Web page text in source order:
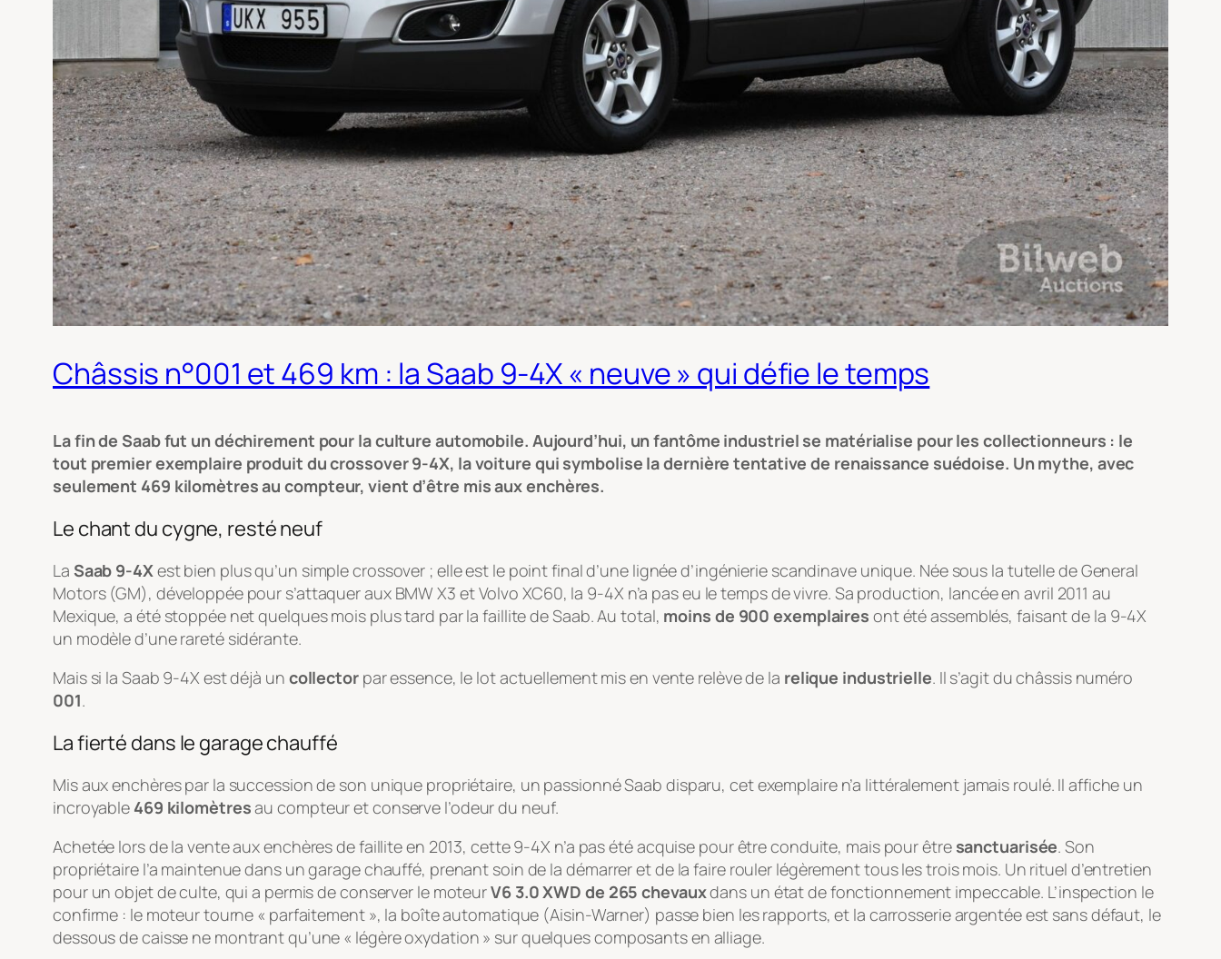
Châssis n°001 et 469 km : la Saab 9-4X « neuve » qui défie le temps
La fin de Saab fut un déchirement pour la culture automobile. Aujourd’hui, un fantôme industriel se matérialise pour les collectionneurs : le
tout premier exemplaire produit du crossover 9-4X, la voiture qui symbolise la dernière tentative de renaissance suédoise. Un mythe, avec
seulement 469 kilomètres au compteur, vient d’être mis aux enchères.
Le chant du cygne, resté neuf
La Saab 9-4Xest bien plus qu’un simple crossover ; elle est le point final d’une lignée d’ingénierie scandinave unique. Née sous la tutelle de General
Motors (GM), développée pour s’attaquer aux BMW X3 et Volvo XC60, la 9-4X n’a pas eu le temps de vivre. Sa production, lancée en avril 2011 au
Mexique, a été stoppée net quelques mois plus tard par la faillite de Saab. Au total, moins de 900 exemplaires ont été assemblés, faisant de la 9-4X
un modèle d’une rareté sidérante.
Mais si la Saab 9-4X est déjà un collectorpar essence, le lot actuellement mis en vente relève de la relique industrielle. Il s’agit du châssis numéro
001.
La fierté dans le garage chauffé
Mis aux enchères par la succession de son unique propriétaire, un passionné Saab disparu, cet exemplaire n’a littéralement jamais roulé. Il affiche un
incroyable 469 kilomètresau compteur et conserve l’odeur du neuf.
Achetée lors de la vente aux enchères de faillite en 2013, cette 9-4X n’a pas été acquise pour être conduite, mais pour être sanctuarisée. Son
propriétaire l’a maintenue dans un garage chauffé, prenant soin de la démarrer et de la faire rouler légèrement tous les trois mois. Un rituel d’entretien
pour un objet de culte, qui a permis de conserver le moteurV6 3.0 XWD de 265 chevauxdans un état de fonctionnement impeccable. L’inspection le
confirme : le moteur tourne « parfaitement », la boîte automatique (Aisin-Warner) passe bien les rapports, et la carrosserie argentée est sans défaut, le
dessous de caisse ne montrant qu’une « légère oxydation » sur quelques composants en alliage.